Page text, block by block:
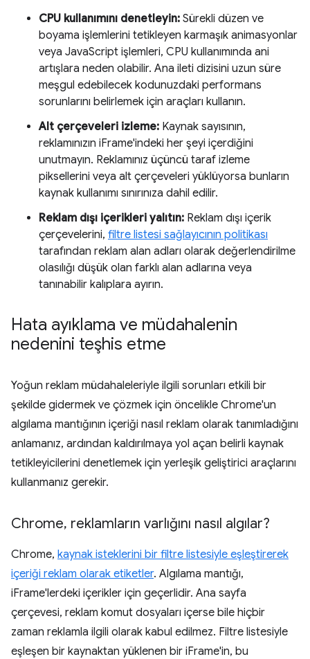
CPU kullanımını denetleyin: Sürekli düzen ve
boyama işlemlerini tetikleyen karmaşık animasyonlar
veya JavaScript işlemleri, CPU kullanımında ani
artışlara neden olabilir. Ana ileti dizisini uzun süre
meşgul edebilecek kodunuzdaki performans
sorunlarını belirlemek için araçları kullanın.
Alt çerçeveleri izleme: Kaynak sayısının,
reklamınızın iFrame'indeki her şeyi içerdiğini
unutmayın. Reklamınız üçüncü taraf izleme
piksellerini veya alt çerçeveleri yüklüyorsa bunların
kaynak kullanımı sınırınıza dahil edilir.
Reklam dışı içerikleri yalıtın: Reklam dışı içerik
çerçevelerini, filtre listesi sağlayıcının politikası
tarafından reklam alan adları olarak değerlendirilme
olasılığı düşük olan farklı alan adlarına veya
tanınabilir kalıplara ayırın.
Hata ayıklama ve müdahalenin
nedenini teşhis etme
Yoğun reklam müdahaleleriyle ilgili sorunları etkili bir
şekilde gidermek ve çözmek için öncelikle Chrome'un
algılama mantığının içeriği nasıl reklam olarak tanımladığını
anlamanız, ardından kaldırılmaya yol açan belirli kaynak
tetikleyicilerini denetlemek için yerleşik geliştirici araçlarını
kullanmanız gerekir.
Chrome, reklamların varlığını nasıl algılar?
Chrome, kaynak isteklerini bir filtre listesiyle eşleştirerek
içeriği reklam olarak etiketler. Algılama mantığı,
iFrame'lerdeki içerikler için geçerlidir. Ana sayfa
çerçevesi, reklam komut dosyaları içerse bile hiçbir
zaman reklamla ilgili olarak kabul edilmez. Filtre listesiyle
eşleşen bir kaynaktan yüklenen bir iFrame'in, bu